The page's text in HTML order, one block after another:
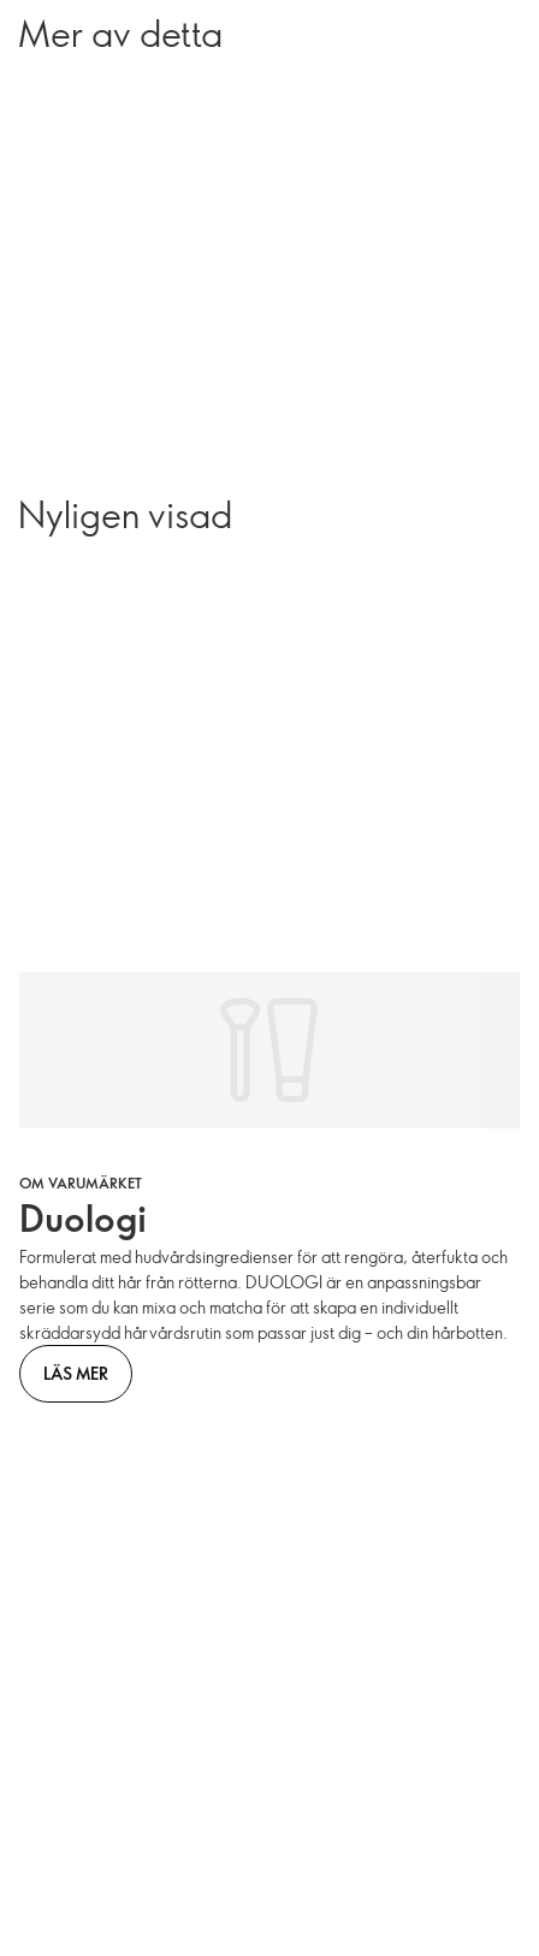
Mer av detta
Nyligen visad
OM VARUMÄRKET
Duologi
Formulerat med hudvårdsingredienser för att rengöra, återfukta och
behandla ditt hår från rötterna. DUOLOGI är en anpassningsbar
serie som du kan mixa och matcha för att skapa en individuellt
skräddarsydd hårvårdsrutin som passar just dig – och din hårbotten.
LÄS MER